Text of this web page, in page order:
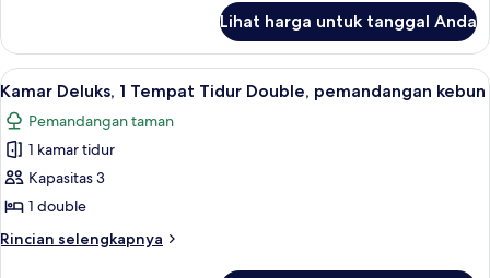
Double,
pemandangan
laut
Kamar
Deluks,
1
Tempat
Tidur
Double,
pemandangan
laut
Lihat harga untuk tanggal Anda
Lihat
semua
foto
untuk
Kamar
Deluks,
1
Tempat
Minibar, brankas, setrika/meja
16
Kamar Deluks, 1 Tempat Tidur Double, pemandangan kebun
Pemandangan taman
1 kamar tidur
Kapasitas 3
1 double
Rincian selengkapnya
Rincian